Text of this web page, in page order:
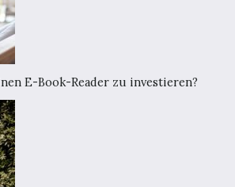
E-Book-Reader zu investieren?